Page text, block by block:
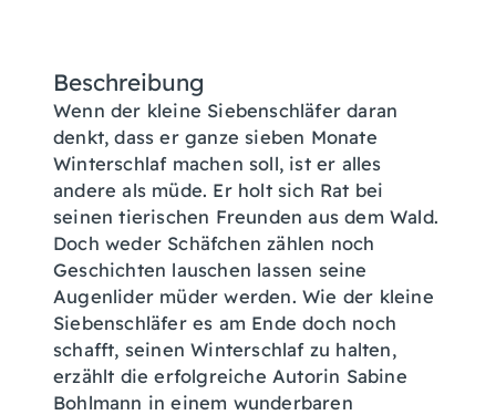
Beschreibung
Wenn der kleine Siebenschläfer daran
denkt, dass er ganze sieben Monate
Winterschlaf machen soll, ist er alles
andere als müde. Er holt sich Rat bei
seinen tierischen Freunden aus dem Wald.
Doch weder Schäfchen zählen noch
Geschichten lauschen lassen seine
Augenlider müder werden. Wie der kleine
Siebenschläfer es am Ende doch noch
schafft, seinen Winterschlaf zu halten,
erzählt die erfolgreiche Autorin Sabine
Bohlmann in einem wunderbaren